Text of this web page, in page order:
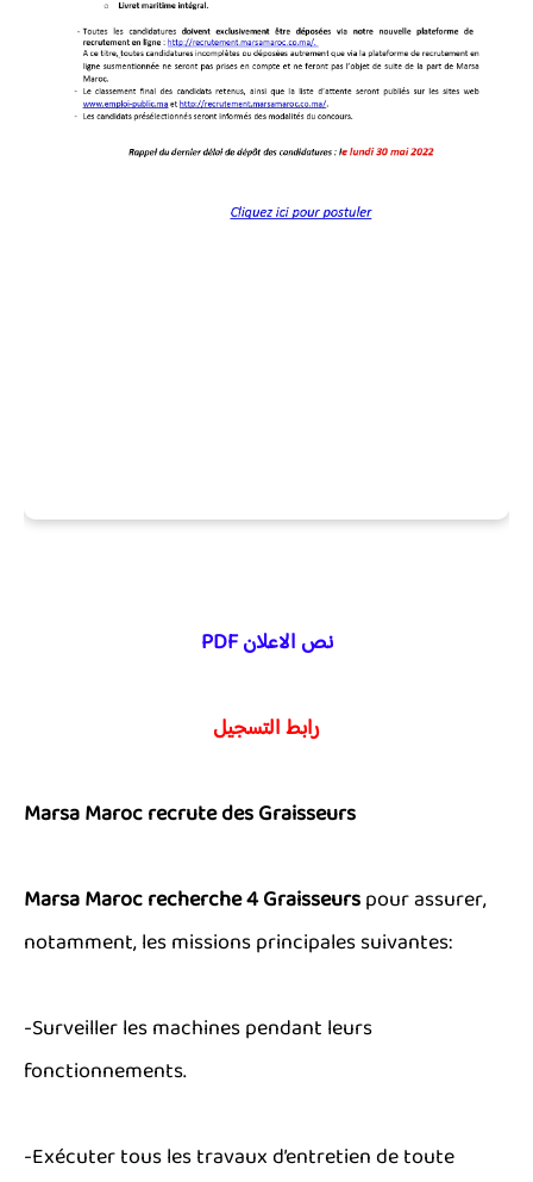
نص الاعلان PDF
رابط التسجيل
Marsa Maroc recrute des Graisseurs
Marsa Maroc recherche 4 Graisseurspour assurer,
notamment, les missions principales suivantes:
-Surveiller les machines pendant leurs
fonctionnements.
-Exécuter tous les travaux d’entretien de toute